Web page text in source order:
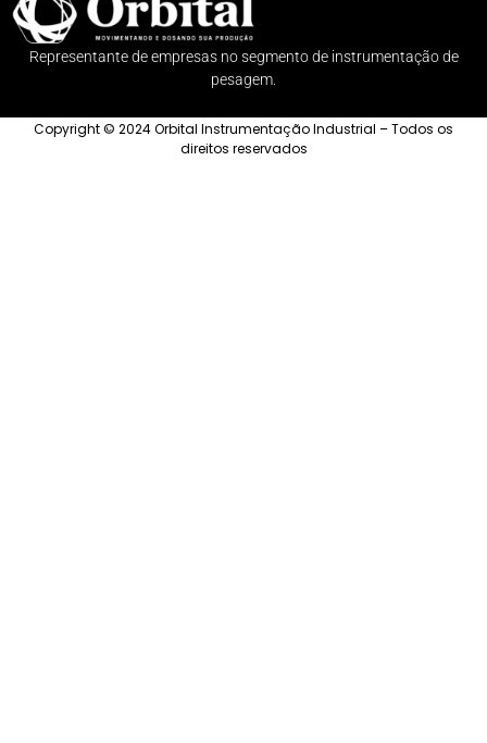
Representante de empresas no segmento de instrumentação de
pesagem.
Copyright © 2024 Orbital Instrumentação Industrial – Todos os
direitos reservados